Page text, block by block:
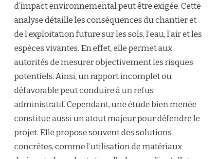
d’impact environnemental peut être exigée. Cette
analyse détaille les conséquences du chantier et
de l’exploitation future sur les sols, l’eau, l’air et les
espèces vivantes. En effet, elle permet aux
autorités de mesurer objectivement les risques
potentiels. Ainsi, un rapport incomplet ou
défavorable peut conduire à un refus
administratif. Cependant, une étude bien menée
constitue aussi un atout majeur pour défendre le
projet. Elle propose souvent des solutions
concrètes, comme l’utilisation de matériaux